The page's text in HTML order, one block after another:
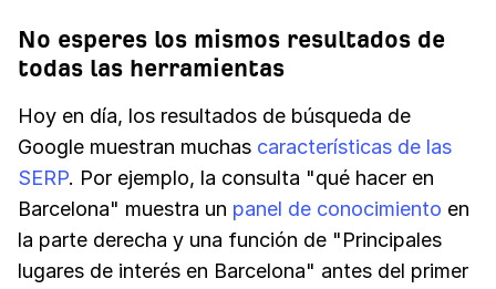
No esperes los mismos resultados de
todas las herramientas
Hoy en día, los resultados de búsqueda de
Google muestran muchas características de las
SERP. Por ejemplo, la consulta "qué hacer en
Barcelona" muestra un panel de conocimiento en
la parte derecha y una función de "Principales
lugares de interés en Barcelona" antes del primer